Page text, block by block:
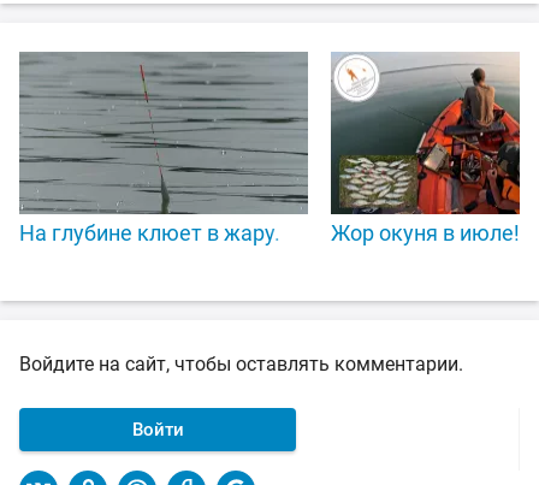
На глубине клюет в жару. Жор окуня в
Войдите на сайт, чтобы оставлять комментарии.
Войти